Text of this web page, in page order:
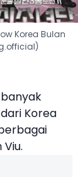
Korea Bulan
Korea